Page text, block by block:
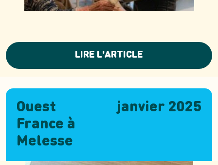
LIRE L'ARTICLE
Ouest
France à
Melesse
janvier 2025